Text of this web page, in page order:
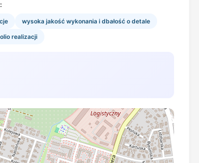
wysoka jakość wykonania i dbałość o detale
realizacji